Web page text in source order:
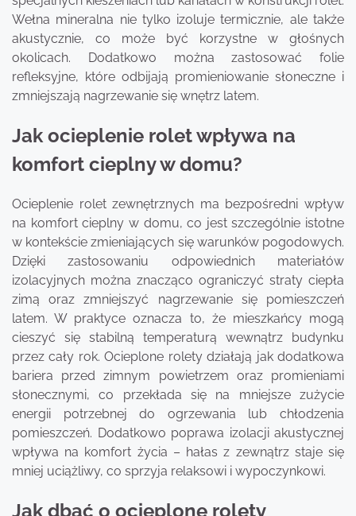
Wełna mineralna nie tylko izoluje termicznie, ale także
akustycznie, co może być korzystne w głośnych
okolicach. Dodatkowo można zastosować folie
refleksyjne, które odbijają promieniowanie słoneczne i
zmniejszają nagrzewanie się wnętrz latem.
Jak ocieplenie rolet wpływa na
komfort cieplny w domu?
Ocieplenie rolet zewnętrznych ma bezpośredni wpływ
na komfort cieplny w domu, co jest szczególnie istotne
w kontekście zmieniających się warunków pogodowych.
Dzięki zastosowaniu odpowiednich materiałów
izolacyjnych można znacząco ograniczyć straty ciepła
zimą oraz zmniejszyć nagrzewanie się pomieszczeń
latem. W praktyce oznacza to, że mieszkańcy mogą
cieszyć się stabilną temperaturą wewnątrz budynku
przez cały rok. Ocieplone rolety działają jak dodatkowa
bariera przed zimnym powietrzem oraz promieniami
słonecznymi, co przekłada się na mniejsze zużycie
energii potrzebnej do ogrzewania lub chłodzenia
pomieszczeń. Dodatkowo poprawa izolacji akustycznej
wpływa na komfort życia – hałas z zewnątrz staje się
mniej uciążliwy, co sprzyja relaksowi i wypoczynkowi.
Jak dbać o ocieplone rolety